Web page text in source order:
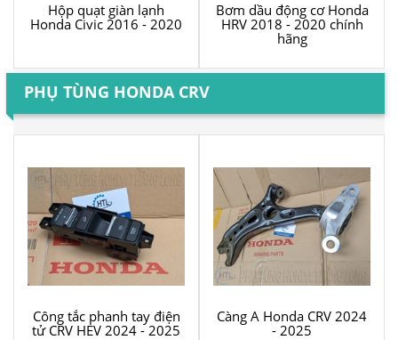
Hộp quạt giàn lạnh
Honda Civic 2016 - 2020
Bơm dầu động cơ Honda
HRV 2018 - 2020 chính
hãng
PHỤ TÙNG HONDA CRV
Công tắc phanh tay điện
tử CRV HEV 2024 - 2025
Càng A Honda CRV 2024
- 2025